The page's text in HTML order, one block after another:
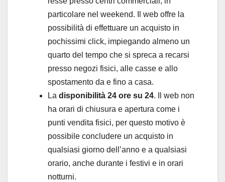
particolare nel weekend. Il web offre la
possibilità di effettuare un acquisto in
pochissimi click, impiegando almeno un
quarto del tempo che si spreca a recarsi
presso negozi fisici, alle casse e allo
spostamento da e fino a casa.
La disponibilità 24 ore su 24. Il web non
ha orari di chiusura e apertura come i
punti vendita fisici, per questo motivo è
possibile concludere un acquisto in
qualsiasi giorno dell’anno e a qualsiasi
orario, anche durante i festivi e in orari
notturni.